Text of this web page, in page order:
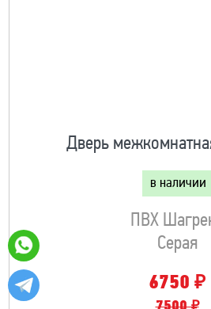
Дверь
в наличии
ПВХ
Серая
6750 ₽